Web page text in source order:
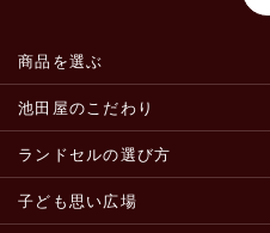
商品を選ぶ
池田屋のこだわり
ランドセルの選び方
子ども思い広場